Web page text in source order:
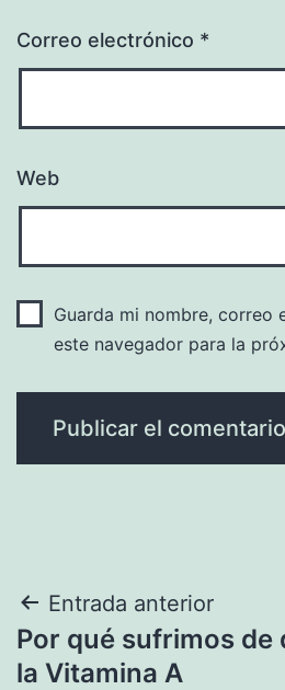
Correo electrónico *
Web
Guarda mi nombre, correo
este navegador para la
Navegación
de
Entrada anterior
Por qué sufrimos de
la Vitamina A